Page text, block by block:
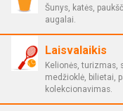
Šunys, katės,
augalai.
Laisvalaikis
Kelionės, turizmas,
medžioklė, bilietai,
kolekcionavimas.